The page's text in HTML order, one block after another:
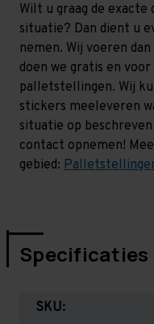
Wilt u graag de
situatie? Dan dient u
nemen. Wij voeren
doen we gratis en
palletstellingen. Wij
stickers meeleveren
situatie op
contact opnemen!
gebied:
Specificaties
SKU: